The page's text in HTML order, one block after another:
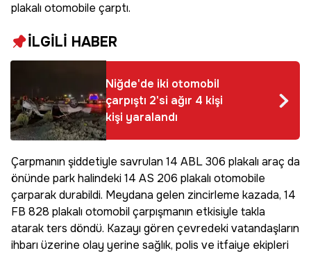
plakalı otomobile çarptı.
İLGİLİ HABER
Niğde'de iki otomobil
çarpıştı 2'si ağır 4 kişi
kişi yaralandı
Çarpmanın şiddetiyle savrulan 14 ABL 306 plakalı araç da
önünde park halindeki 14 AS 206 plakalı otomobile
çarparak durabildi. Meydana gelen zincirleme kazada, 14
FB 828 plakalı otomobil çarpışmanın etkisiyle takla
atarak ters döndü. Kazayı gören çevredeki vatandaşların
ihbarı üzerine olay yerine sağlık, polis ve itfaiye ekipleri